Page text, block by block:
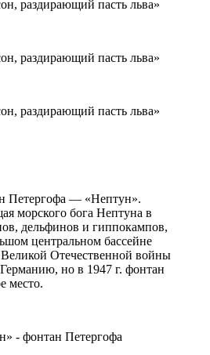
Петергофа — «Нептун».
морского бога Нептуна в
дельфинов и гиппокампов,
центральном бассейне
Отечественной войны
но в 1947 г. фонтан
место.